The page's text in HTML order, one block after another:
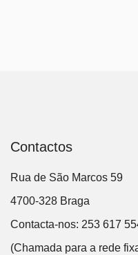
Contactos
Rua de São Marcos 59
4700-328 Braga
Contacta-nos: 253 617
(Chamada para a rede